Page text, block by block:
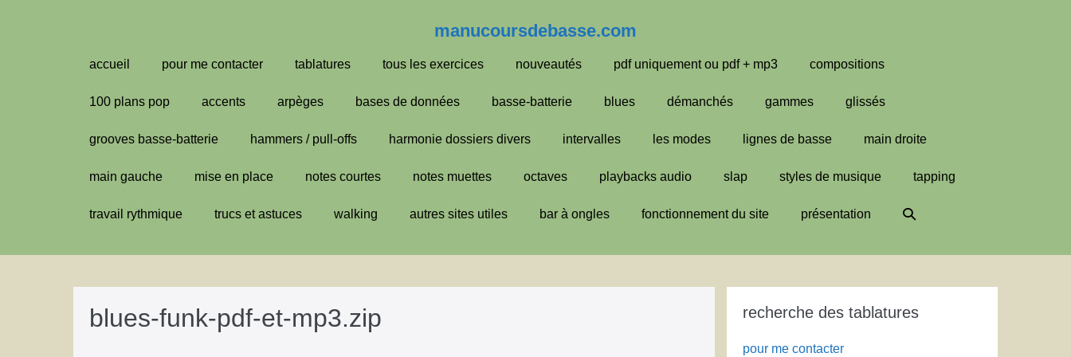
manucoursdebasse.com
accueil pour me contacter tablatures tous les exercices nouveautés pdf uniquement ou pdf + mp3 compositions
100 plans pop accents arpèges bases de données basse-batterie blues démanchés gammes glissés
grooves basse-batterie hammers / pull-offs harmonie dossiers divers intervalles les modes lignes de basse main droite
main gauche mise en place notes courtes notes muettes octaves playbacks audio slap styles de musique tapping
travail rythmique trucs et astuces walking autres sites utiles bar à ongles fonctionnement du site présentation
Basculer
recherche
blues-funk-pdf-et-mp3.zip recherche des tablatures
pour me contacter